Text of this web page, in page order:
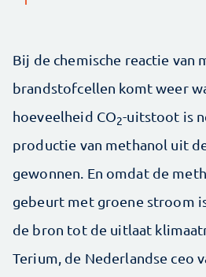
Bij de chemische reactie van
brandstofcellen komt weer
hoeveelheid CO2-uitstoot is
productie van methanol uit
gewonnen. En omdat de
gebeurt met groene stroom
de bron tot de uitlaat
Terium, de Nederlandse ceo